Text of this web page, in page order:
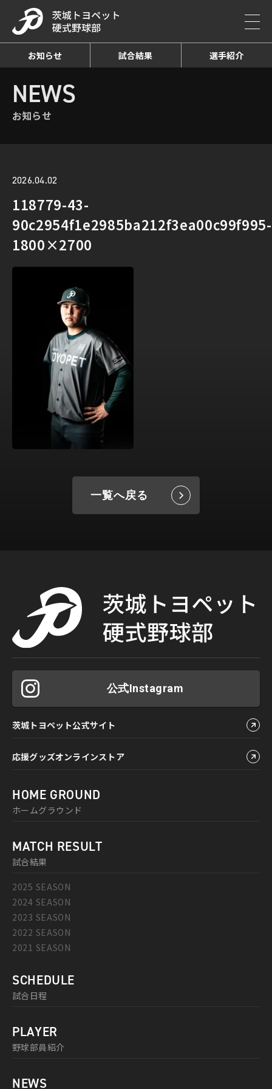
お知らせ 試合結果 選手紹介
HOME お知らせ詳細
NEWS
お知らせ
2026.04.02
118779-43-
90c2954f1e2985ba212f3ea00c99f995-
1800×2700
一覧へ戻る
公式Instagram
茨城トヨペット公式サイト
応援グッズオンラインストア
HOME GROUND
ホームグラウンド
MATCH RESULT
試合結果
2025 SEASON
2024 SEASON
2023 SEASON
2022 SEASON
2021 SEASON
SCHEDULE
試合日程
PLAYER
野球部員紹介
NEWS